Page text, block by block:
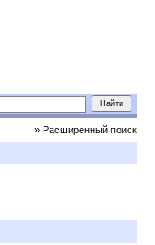
» Расширенный поиск